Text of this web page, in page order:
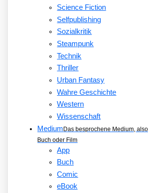
Science Fiction
Selfpublishing
Sozialkritik
Steampunk
Technik
Thriller
Urban Fantasy
Wahre Geschichte
Western
Wissenschaft
MediumDas besprochene Medium,
Buch oder Film
App
Buch
Comic
eBook